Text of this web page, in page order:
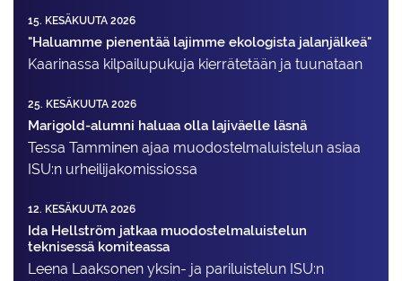
15. KESÄKUUTA 2026
"Haluamme pienentää lajimme ekologista jalanjälkeä"
Kaarinassa kilpailupukuja kierrätetään ja tuunataan
25. KESÄKUUTA 2026
Marigold-alumni haluaa olla lajiväelle läsnä
Tessa Tamminen ajaa muodostelma­luistelun asiaa
ISU:n urheilija­komissiossa
12. KESÄKUUTA 2026
Ida Hellström jatkaa muodostelmaluistelun
teknisessä komiteassa
Leena Laaksonen yksin- ja pariluistelun ISU:n